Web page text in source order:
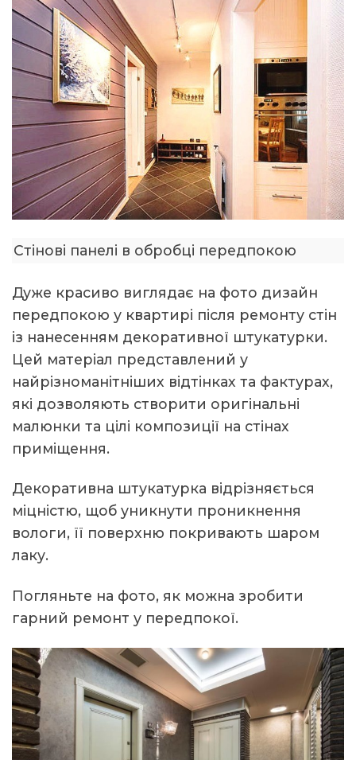
Стінові панелі в обробці передпокою
Дуже красиво виглядає на фото дизайн
передпокою у квартирі після ремонту стін
із нанесенням декоративної штукатурки.
Цей матеріал представлений у
найрізноманітніших відтінках та фактурах,
які дозволяють створити оригінальні
малюнки та цілі композиції на стінах
приміщення.
Декоративна штукатурка відрізняється
міцністю, щоб уникнути проникнення
вологи, її поверхню покривають шаром
лаку.
Погляньте на фото, як можна зробити
гарний ремонт у передпокої.